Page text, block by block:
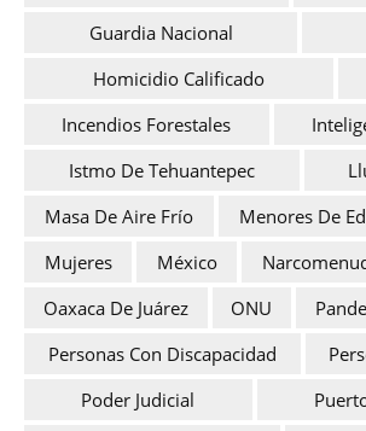
Guardia Nacional
Homicidio Calificado
Incendios Forestales
Istmo De Tehuantepec
Masa De Aire Frío
Menores De
Mujeres
México
Oaxaca De Juárez
ONU
Personas Con Discapacidad
Poder Judicial